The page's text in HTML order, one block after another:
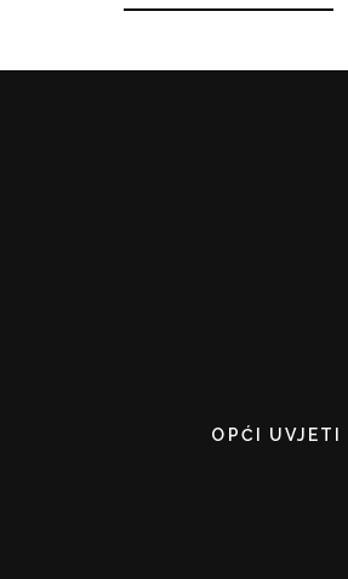
OPĆI UVJETI